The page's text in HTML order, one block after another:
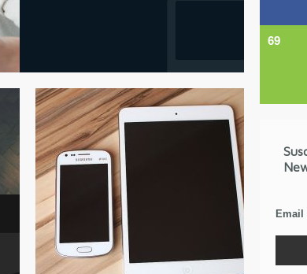
69
Email